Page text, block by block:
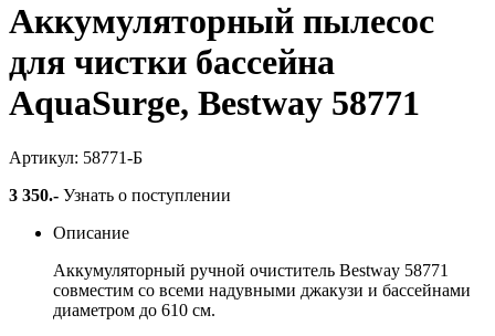
Аккумуляторный пылесос
для чистки бассейна
AquaSurge, Bestway 58771
Артикул: 58771-Б
3 350.- Узнать о поступлении
Описание
Аккумуляторный ручной очиститель Bestway 58771
совместим со всеми надувными джакузи и бассейнами
диаметром до 610 см.